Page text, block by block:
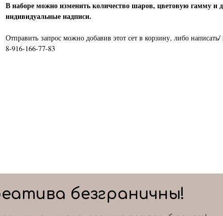
В наборе можно изменить количество шаров, цветовую гамму и
индивидуальные надписи.
Отправить запрос можно добавив этот сет в корзину, либо
8-916-166-77-83
безграничны!